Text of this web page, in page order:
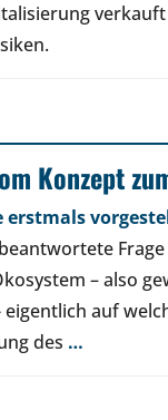
Konzept
erstmals
– also
auf
des …